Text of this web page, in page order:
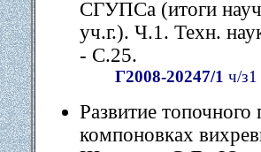
СГУПСа (итоги
уч.г.). Ч.1. Техн.
- С.25.
Г2008-20247/1 ч/
Развитие
компоновках